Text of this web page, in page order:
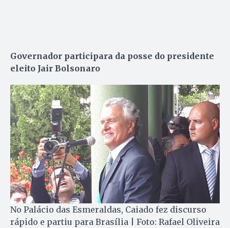
Governador participara da posse do presidente
eleito Jair Bolsonaro
No Palácio das Esmeraldas, Caiado fez discurso
rápido e partiu para Brasília | Foto: Rafael Oliveira